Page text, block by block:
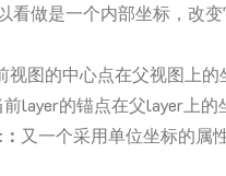
看做是一个内部坐标，改
视图的中心点在父视图上的
前layer的锚点在父layer上的
又一个采用单位坐标的属